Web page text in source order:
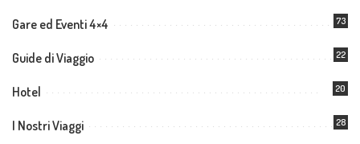
Gare ed Eventi 4×4 73
Guide di Viaggio 22
Hotel 20
I Nostri Viaggi 28